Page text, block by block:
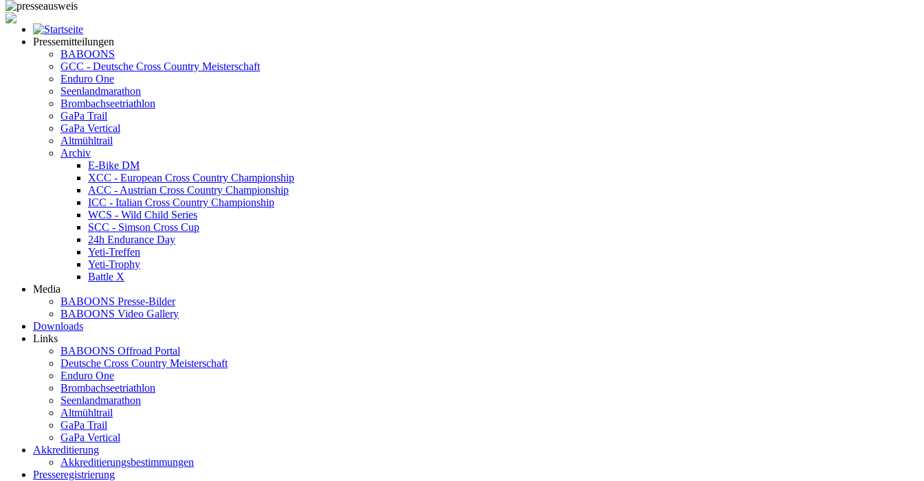
Pressemitteilungen
BABOONS
GCC - Deutsche Cross Country Meisterschaft
Enduro One
Seenlandmarathon
Brombachseetriathlon
GaPa Trail
GaPa Vertical
Altmühltrail
Archiv
E-Bike DM
XCC - European Cross Country Championship
ACC - Austrian Cross Country Championship
ICC - Italian Cross Country Championship
WCS - Wild Child Series
SCC - Simson Cross Cup
24h Endurance Day
Yeti-Treffen
Yeti-Trophy
Battle X
Media
BABOONS Presse-Bilder
BABOONS Video Gallery
Downloads
Links
BABOONS Offroad Portal
Deutsche Cross Country Meisterschaft
Enduro One
Brombachseetriathlon
Seenlandmarathon
Altmühltrail
GaPa Trail
GaPa Vertical
Akkreditierung
Akkreditierungsbestimmungen
Presseregistrierung